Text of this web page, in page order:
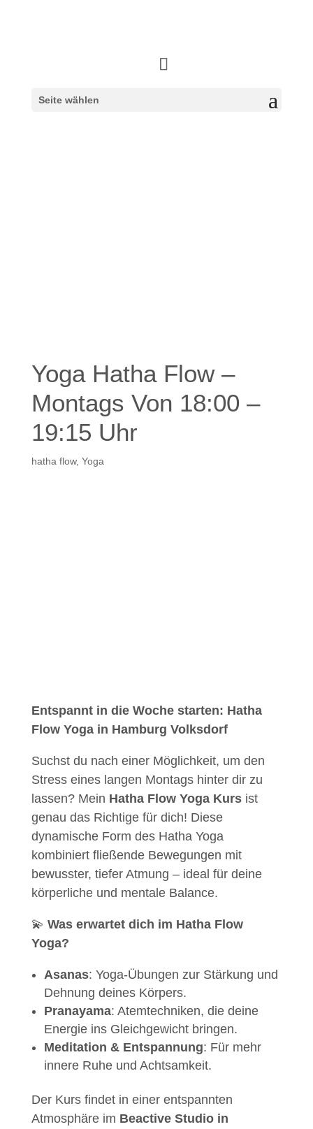
Seite wählen
Yoga Hatha Flow –
Montags Von 18:00 –
19:15 Uhr
hatha flow, Yoga
Entspannt in die Woche starten: Hatha
Flow Yoga in Hamburg Volksdorf
Suchst du nach einer Möglichkeit, um den
Stress eines langen Montags hinter dir zu
lassen? Mein Hatha Flow Yoga Kursist
genau das Richtige für dich! Diese
dynamische Form des Hatha Yoga
kombiniert fließende Bewegungen mit
bewusster, tiefer Atmung – ideal für deine
körperliche und mentale Balance.
💫 Was erwartet dich im Hatha Flow
Yoga?
Asanas: Yoga-Übungen zur Stärkung und
Dehnung deines Körpers.
Pranayama: Atemtechniken, die deine
Energie ins Gleichgewicht bringen.
Meditation & Entspannung: Für mehr
innere Ruhe und Achtsamkeit.
Der Kurs findet in einer entspannten
Atmosphäre im Beactive Studio in